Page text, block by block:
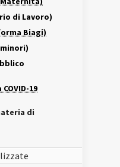
di Lavoro)
Biagi)
minori)
19
di